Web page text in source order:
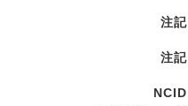
注記
注記
NCID